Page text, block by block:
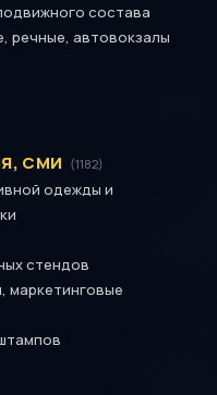
состава
речные, автовокзалы
СМИ (1182)
одежды и
стендов
маркетинговые